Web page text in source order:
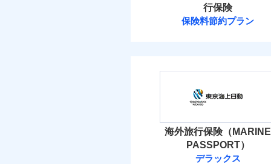
行保険
保険料節約プラン
海外旅行保険（MARINE
PASSPORT）
デラックス